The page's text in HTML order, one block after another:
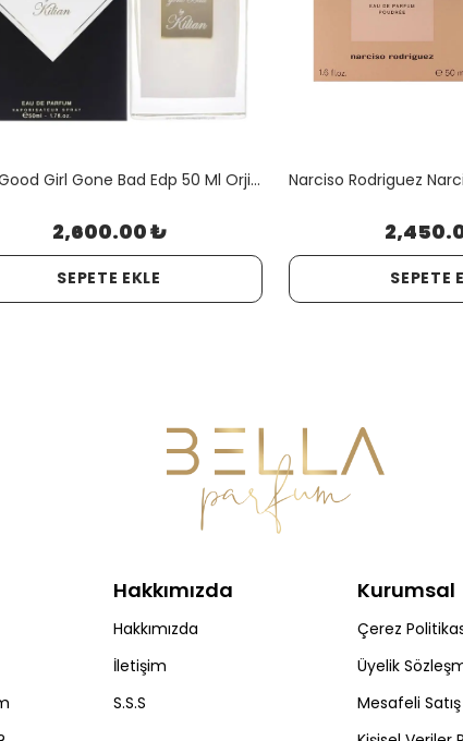
Kilian Good Girl Gone Bad Edp 50 Ml Orjinal Kutulu
2,600.00 ₺
SEPETE EKLE SEPETE
Hakkımızda
Hakkımızda
İletişim
S.S.S
Kurumsal
Çerez
Üyelik
Mesafeli